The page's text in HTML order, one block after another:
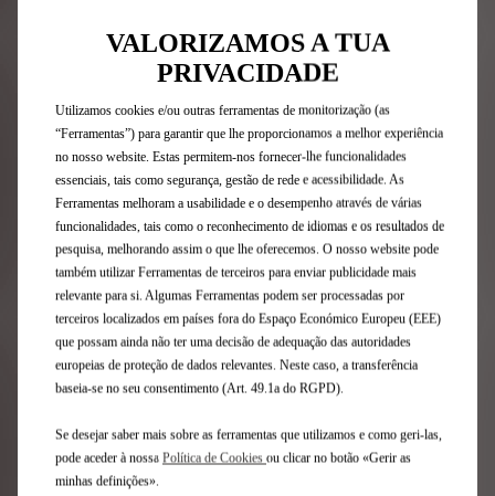
Além disso, em caso de revenda do seu veículo, o Livro de
Manutenção Digital constitui uma garantia de segurança
para o seu comprador, que poderá ficar com ele.
Para usufruir deste serviço, descarregue a aplicação MyDS e
contacte o seu Consultor Especializado DS para o ativar.
Para sua comodidade, o livro de manutenção do seu DS 3, N°4,
N°7 e DS 7 também está disponível em formato impresso.
Descarregar a app My DS
AS SUAS MARCAÇÕES E
ORÇAMENTOS ONLINE
VALORIZAMOS A TUA
PRIVACIDADE
Utilizamos cookies e/ou outras ferramentas de monitorização (as
“Ferramentas”) para garantir que lhe proporcionamos a melhor experiência
no nosso website. Estas permitem-nos fornecer-lhe funcionalidades
essenciais, tais como segurança, gestão de rede e acessibilidade. As
Ferramentas melhoram a usabilidade e o desempenho através de várias
funcionalidades, tais como o reconhecimento de idiomas e os resultados de
pesquisa, melhorando assim o que lhe oferecemos. O nosso website pode
também utilizar Ferramentas de terceiros para enviar publicidade mais
relevante para si. Algumas Ferramentas podem ser processadas por
terceiros localizados em países fora do Espaço Económico Europeu (EEE)
que possam ainda não ter uma decisão de adequação das autoridades
europeias de proteção de dados relevantes. Neste caso, a transferência
baseia-se no seu consentimento (Art. 49.1a do RGPD).
Se desejar saber mais sobre as ferramentas que utilizamos e como geri-las,
pode aceder à nossa Política de Cookies ou clicar no botão «Gerir as
minhas definições».